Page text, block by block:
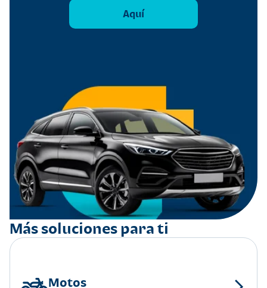
Aquí
Más soluciones para ti